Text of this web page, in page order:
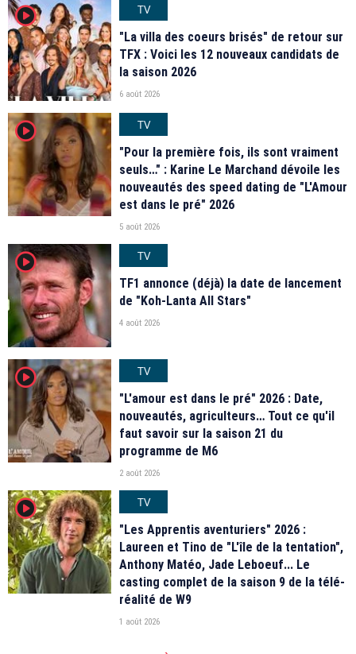
player2
TV
"La villa des coeurs brisés" de retour sur
TFX : Voici les 12 nouveaux candidats de
la saison 2026
6 août 2026
player2
TV
"Pour la première fois, ils sont vraiment
seuls…" : Karine Le Marchand dévoile les
nouveautés des speed dating de "L'Amour
est dans le pré" 2026
5 août 2026
player2
TV
TF1 annonce (déjà) la date de lancement
de "Koh-Lanta All Stars"
4 août 2026
player2
TV
"L'amour est dans le pré" 2026 : Date,
nouveautés, agriculteurs… Tout ce qu'il
faut savoir sur la saison 21 du
programme de M6
2 août 2026
player2
TV
"Les Apprentis aventuriers" 2026 :
Laureen et Tino de "L'île de la tentation",
Anthony Matéo, Jade Leboeuf... Le
casting complet de la saison 9 de la télé-
réalité de W9
1 août 2026